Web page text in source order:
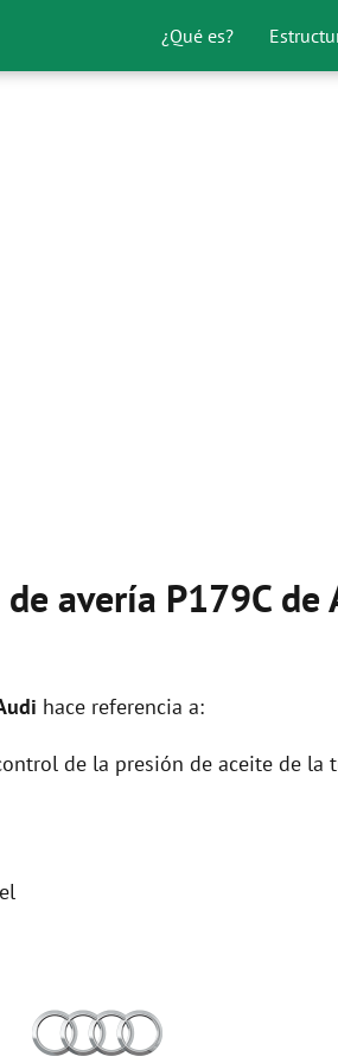
¿Qué es?
avería P179C de
hace referencia a:
de la presión de aceite de la